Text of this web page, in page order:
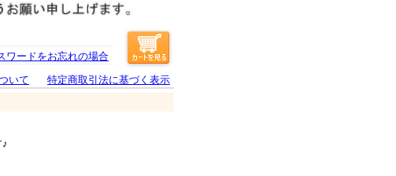
ワードをお忘れの場合
いて 特定商取引法に基づく表示